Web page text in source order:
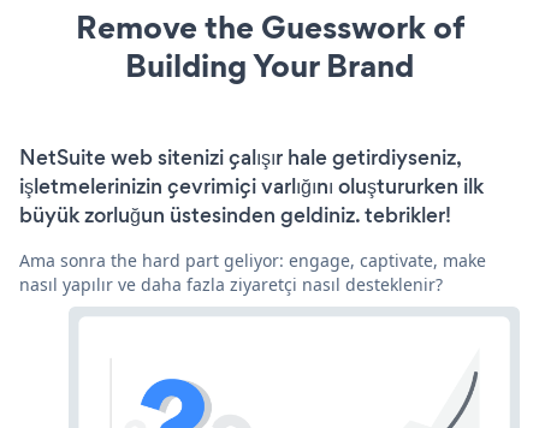
Remove the Guesswork of
Building Your Brand
NetSuite web sitenizi çalışır hale getirdiyseniz,
işletmelerinizin çevrimiçi varlığını oluştururken ilk
büyük zorluğun üstesinden geldiniz. tebrikler!
Ama sonra the hard part geliyor: engage, captivate, make
nasıl yapılır ve daha fazla ziyaretçi nasıl desteklenir?